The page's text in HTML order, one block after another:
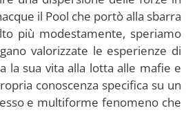
il Pool che portò alla sbarra
più modestamente, speriamo
valorizzate le esperienze di
la sua vita alla lotta alle mafie e
conoscenza specifica su un
e multiforme fenomeno che